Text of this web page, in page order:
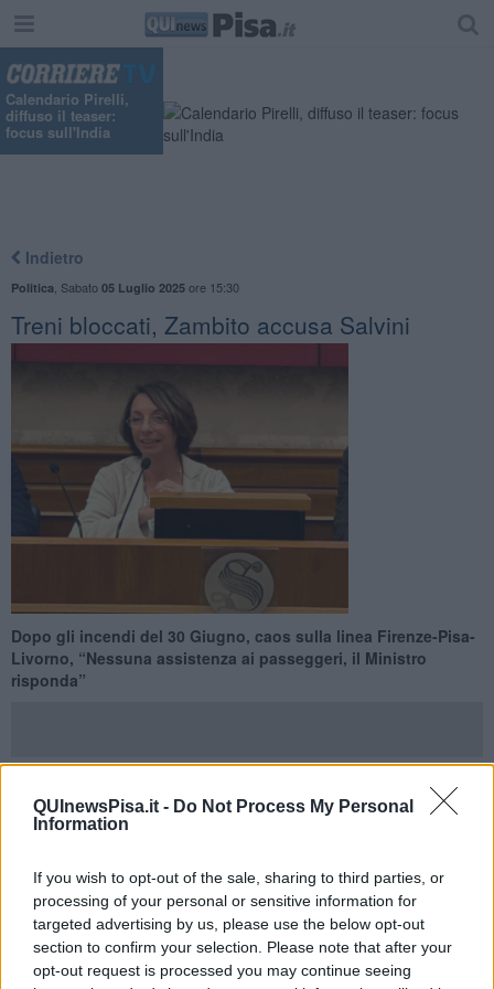
QUInewsPisa.it - Do Not Process My Personal
Information
If you wish to opt-out of the sale, sharing to third parties, or
processing of your personal or sensitive information for
targeted advertising by us, please use the below opt-out
section to confirm your selection. Please note that after your
opt-out request is processed you may continue seeing
Calendario Pirelli,
diffuso il teaser:
focus sull'India
Indietro
Politica Sabato 05 Luglio 2025ore 15:30
Treni bloccati, Zambito accusa Salvini
Dopo gli incendi del 30 Giugno, caos sulla linea Firenze-Pisa-
Livorno, “Nessuna assistenza ai passeggeri, il Ministro
risponda”
PISA —“Migliaia di persone lasciate a terra, senza
Zambito , che ha presentato un’interrogazione parlamentare al
Ministro delle Infrastrutture e Trasporti, Matteo Salvini
gravi disagi che il 30 Giugno hanno colpito i passeggeri della linea
ferroviaria Firenze-Pisa-Livorno, a causa di incendi tra Pontedera e
Cascina.